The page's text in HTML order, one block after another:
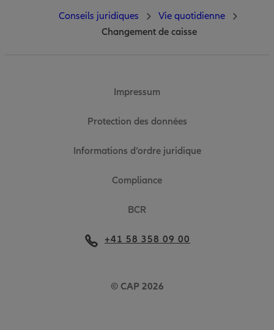
Impressum
Protection des données
Informations d’ordre juridique
Compliance
BCR
© CAP 2026
+41 58 358 09 00
Conseils juridiques
Vie quotidienne
Changement de caisse